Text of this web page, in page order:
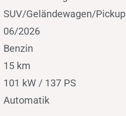
SUV/Geländewagen/Pickup
06/2026
Benzin
15 km
101 kW / 137 PS
Automatik